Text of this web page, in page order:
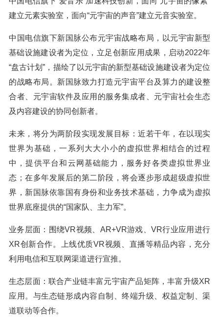
建立元素实验室，面向“元宇宙的声音”建立元音实验室。
中国电信旗下新国脉公布元宇宙战略布局，以元宇宙新型
基础设施建设者为定位，立足创新应用成果，启动2022年
“盘古计划”，描绘了以元宇宙的新型基础设施建设者为定位
的战略布局。新国脉致力打造元宇宙平台及算力的建设整
合者、元宇宙软件及应用的服务集成者、元宇宙社会生态
及内容建设的协同创新者。
未来，将分为两阶段实现发展目标：近若干年，在以现实
世界为基础，一系列大大小小的虚拟世界相结合的过程
中，提供平台和云网基础能力，服务好各类虚拟世界业
态；在多年发展后的第二阶段，将会逐步形成超级虚拟世
界，新国脉依靠国有身份和业务技术基础，力争成为虚拟
世界底座提供的“国家队、主力军”。
业务层面：围绕VR视频、AR+VR游戏、VR行业应用进行
XR创新合作。上线优质VR视频、直播等精品内容，充分
利用电信和互联网渠道进行宣推。
生态层面：联合产业链丰富元宇宙产品矩阵，丰富升级XR
应用。与生态链形成内容自制、终端升级、权益定制、渠
道联动等合作。